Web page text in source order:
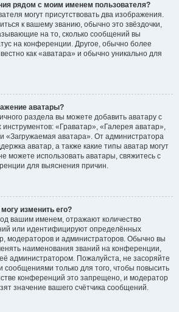
рядом с моим именем пользователя?
могут присутствовать два изображения.
к вашему званию, обычно это звёздочки,
на то, сколько сообщений вы
на конференции. Другое, обычно более
как «аватара» и обычно уникально для
аватары?
раздела вы можете добавить аватару с
«Граватар», «Галерея аватар»,
«Загружаемая аватара». От администратора
аватар, а также какие типы аватар могут
можете использовать аватары, свяжитесь с
для выяснения причин.
изменить его?
вашим именем, отражают количество
или идентифицируют определённых
модераторов и администраторов. Обычно вы
наименования званий на конференции,
администратором. Пожалуйста, не засоряйте
только для того, чтобы повысить
конференций это запрещено, и модератор
значение вашего счётчика сообщений.